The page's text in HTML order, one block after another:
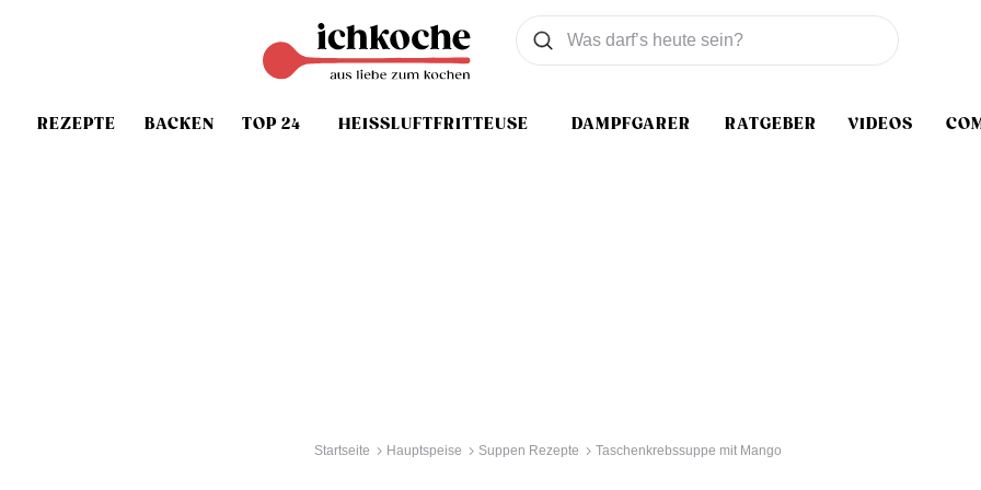
REZEPTE BACKEN TOP 24 HEISSLUFTFRITTEUSE DAMPFGARER RATGEBER VIDEOS
Was wollen Sie suchen
Suchen
Startseite Hauptspeise Suppen Rezepte Taschenkrebssuppe mit Mango